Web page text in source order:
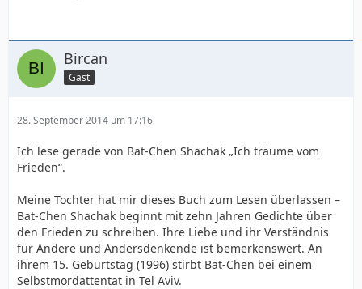
Bircan
Gast
28. September 2014 um 17:16
Ich lese gerade von Bat-Chen Shachak „Ich träume vom
Frieden“.
Meine Tochter hat mir dieses Buch zum Lesen überlassen –
Bat-Chen Shachak beginnt mit zehn Jahren Gedichte über
den Frieden zu schreiben. Ihre Liebe und ihr Verständnis
für Andere und Andersdenkende ist bemerkenswert. An
ihrem 15. Geburtstag (1996) stirbt Bat-Chen bei einem
Selbstmordattentat in Tel Aviv.